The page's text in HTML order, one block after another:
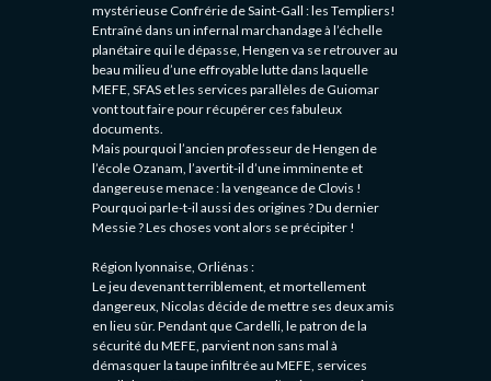
mystérieuse Confrérie de Saint-Gall : les Templiers!
Entraîné dans un infernal marchandage à l’échelle
planétaire qui le dépasse, Hengen va se retrouver au
beau milieu d’une effroyable lutte dans laquelle
MEFE, SFAS et les services parallèles de Guiomar
vont tout faire pour récupérer ces fabuleux
documents.
Mais pourquoi l’ancien professeur de Hengen de
l’école Ozanam, l’avertit-il d’une imminente et
dangereuse menace : la vengeance de Clovis !
Pourquoi parle-t-il aussi des origines ? Du dernier
Messie ? Les choses vont alors se précipiter !
Région lyonnaise, Orliénas :
Le jeu devenant terriblement, et mortellement
dangereux, Nicolas décide de mettre ses deux amis
en lieu sûr. Pendant que Cardelli, le patron de la
sécurité du MEFE, parvient non sans mal à
démasquer la taupe infiltrée au MEFE, services